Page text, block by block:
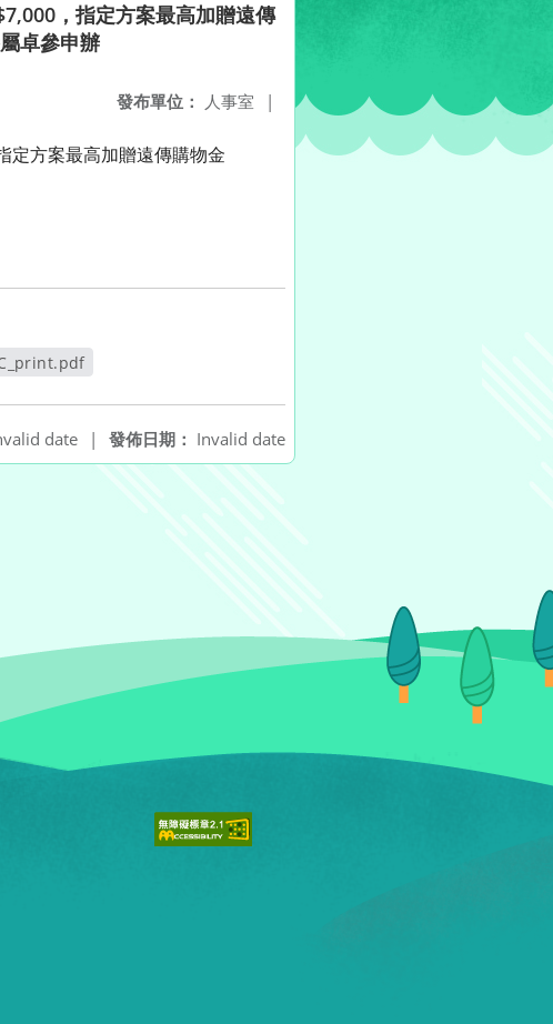
，指定方案最高加贈遠傳
卓參申辦
發布單位： 人事室 |
定方案最高加贈遠傳購物金
發佈日期： Invalid date
date |